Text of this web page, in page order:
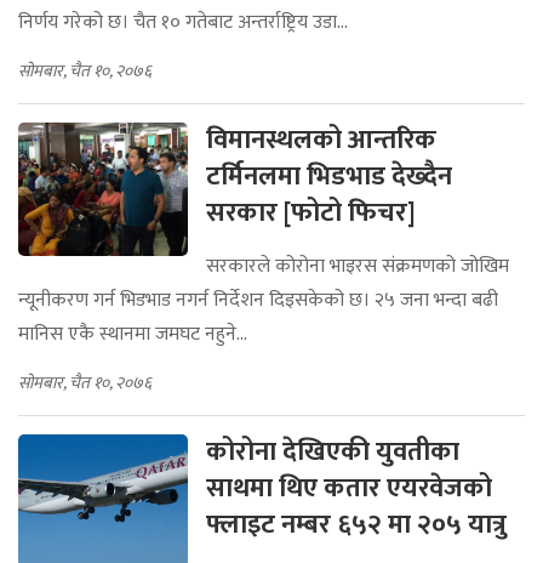
निर्णय गरेको छ। चैत १० गतेबाट अन्तर्राष्ट्रिय उडा...
सोमबार, चैत १०, २०७६
विमानस्थलको आन्तरिक
टर्मिनलमा भिडभाड देख्दैन
सरकार [फोटो फिचर]
सरकारले कोरोना भाइरस संक्रमणको जोखिम
न्यूनीकरण गर्न भिडभाड नगर्न निर्देशन दिइसकेको छ। २५ जना भन्दा बढी
मानिस एकै स्थानमा जमघट नहुने...
सोमबार, चैत १०, २०७६
कोरोना देखिएकी युवतीका
साथमा थिए कतार एयरवेजको
फ्लाइट नम्बर ६५२ मा २०५ यात्रु